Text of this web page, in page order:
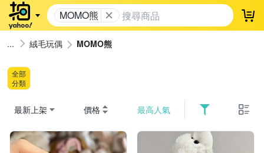
MOMO熊 登
絨毛玩偶 MOMO熊
全部
分類
最新上架 價格 最高人氣